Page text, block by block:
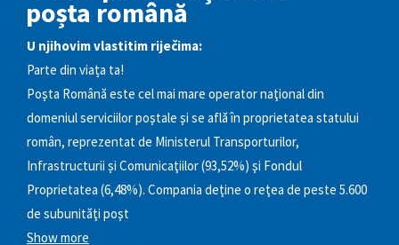
poșta română
U njihovim vlastitim riječima:
Parte din viața ta!
Poşta Română este cel mai mare operator naţional din
domeniul serviciilor poştale şi se află în proprietatea statului
român, reprezentat de Ministerul Transporturilor,
Infrastructurii şi Comunicaţiilor (93,52%) şi Fondul
Proprietatea (6,48%). Compania deţine o reţea de peste 5.600
de subunităţi poşt
Show more